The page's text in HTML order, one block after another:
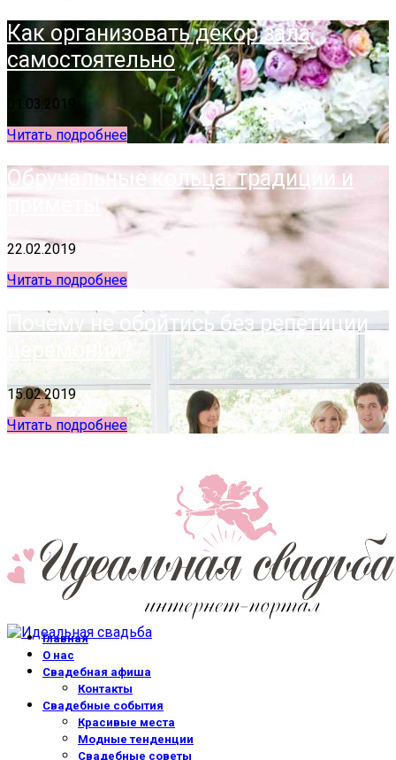
Как организовать декор зала
самостоятельно
01.03.2019
Читать подробнее
Обручальные кольца: традиции и
приметы
22.02.2019
Читать подробнее
Почему не обойтись без репетиции
церемонии?
15.02.2019
Читать подробнее
Главная
О нас
Свадебная афиша
Контакты
Свадебные события
Красивые места
Модные тенденции
Свадебные советы